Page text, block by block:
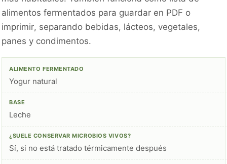
alimentos fermentados para guardar en PDF o
imprimir, separando bebidas, lácteos, vegetales,
panes y condimentos.
Yogur natural
Leche
Sí, si no está tratado térmicamente después